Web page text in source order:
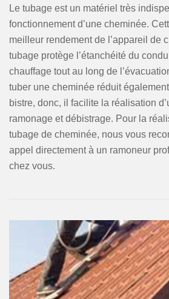
Le tubage est un matériel très
fonctionnement d’une cheminée.
meilleur rendement de l’appareil de
tubage protège l’étanchéité du
chauffage tout au long de
tuber une cheminée réduit
bistre, donc, il facilite la réalisation
ramonage et débistrage. Pour la
tubage de cheminée, nous vous
appel directement à un ramoneur
chez vous.